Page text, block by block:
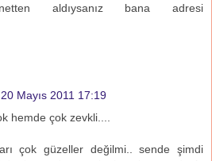
aldıysanız bana adresi
20 Mayıs 2011 17:19
hemde çok zevkli....
çok güzeller değilmi.. sende şimdi